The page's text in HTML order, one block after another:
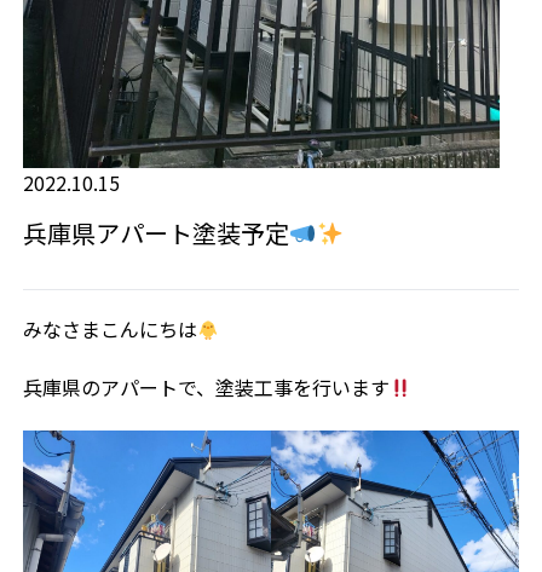
2022.10.15
兵庫県アパート塗装予定
みなさまこんにちは
兵庫県のアパートで、塗装工事を行います